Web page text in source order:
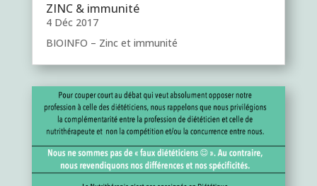
ZINC & immunité
4 Déc 2017
BIOINFO – Zinc et immunité